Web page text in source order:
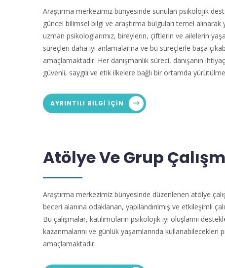
Araştırma merkezimiz bünyesinde sunulan psikolojik
güncel bilimsel bilgi ve araştırma bulguları temel alınarak
uzman psikologlarımız, bireylerin, çiftlerin ve ailelerin
süreçleri daha iyi anlamalarına ve bu süreçlerle başa
amaçlamaktadır. Her danışmanlık süreci, danışanın
güvenli, saygılı ve etik ilkelere bağlı bir ortamda
AYRINTILI BILGI IÇIN
Atölye Ve Grup
Araştırma merkezimiz bünyesinde düzenlenen atölye
beceri alanına odaklanan, yapılandırılmış ve etkileşimli
Bu çalışmalar, katılımcıların psikolojik iyi oluşlarını
kazanmalarını ve günlük yaşamlarında
amaçlamaktadır.